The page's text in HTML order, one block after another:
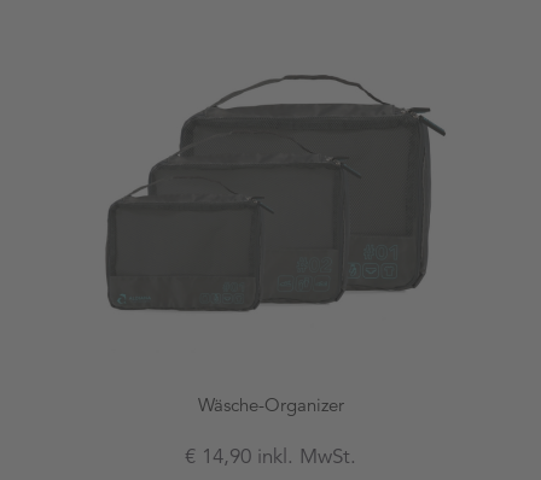
Wäsche-Organizer
€ 14,90 inkl. MwSt.